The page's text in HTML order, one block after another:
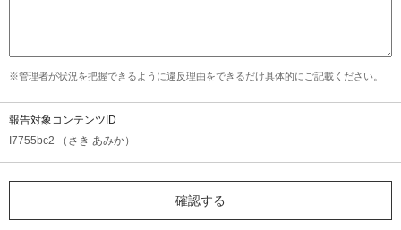
※管理者が状況を把握できるように違反理由をできるだけ具体的にご記載ください。
報告対象コンテンツID
I7755bc2 （さき あみか）